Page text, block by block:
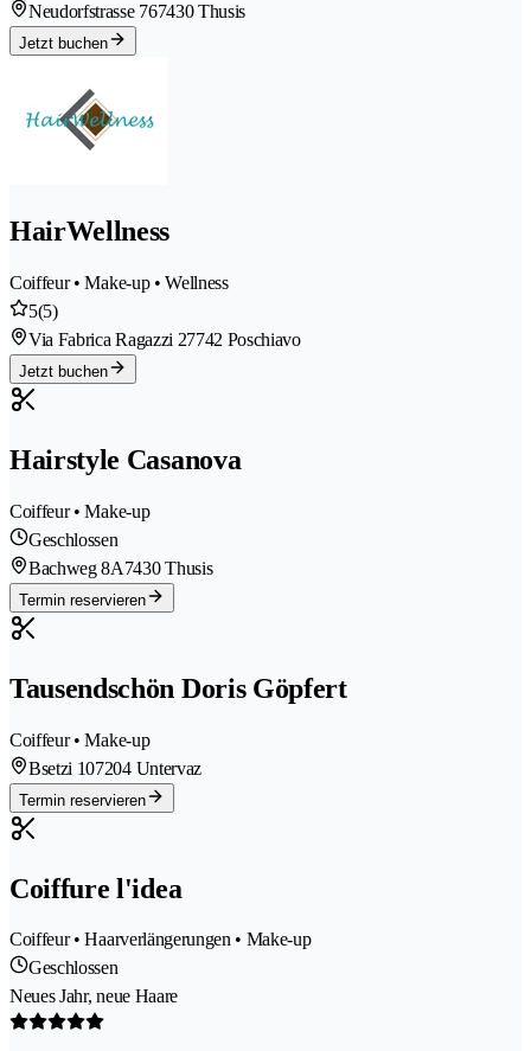
Neudorfstrasse 767430 Thusis
Jetzt buchen
HairWellness
Coiffeur • Make-up • Wellness
5(5)
Via Fabrica Ragazzi 27742 Poschiavo
Jetzt buchen
Hairstyle Casanova
Coiffeur • Make-up
Geschlossen
Bachweg 8A7430 Thusis
Termin reservieren
Tausendschön Doris Göpfert
Coiffeur • Make-up
Bsetzi 107204 Untervaz
Termin reservieren
Coiffure l'idea
Coiffeur • Haarverlängerungen • Make-up
Geschlossen
Neues Jahr, neue Haare